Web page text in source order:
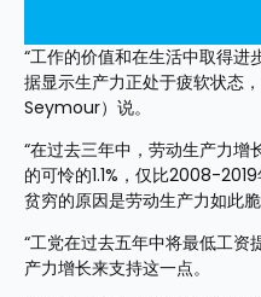
“工作的价值和在生活中取得
据显示生产力正处于疲软状态
Seymour）说。
“在过去三年中，劳动生产力
的可怜的1.1%，仅比2008-
贫穷的原因是劳动生产力如此脆
“工党在过去五年中将最低工
产力增长来支持这一点。